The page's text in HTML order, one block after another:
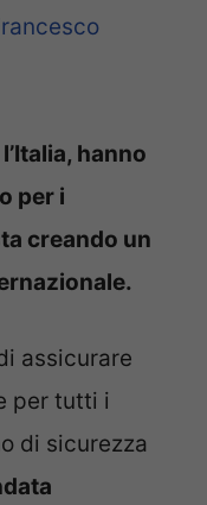
hanno
per i
creando un
assicurare
per tutti i
di sicurezza